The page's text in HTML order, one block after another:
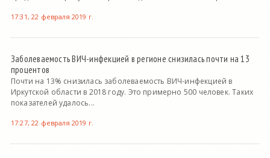
17:31, 22 февраля 2019 г.
Заболеваемость ВИЧ-инфекцией в регионе снизилась почти на 13
процентов
Почти на 13% снизилась заболеваемость ВИЧ-инфекцией в
Иркутской области в 2018 году. Это примерно 500 человек. Таких
показателей удалось...
17:27, 22 февраля 2019 г.